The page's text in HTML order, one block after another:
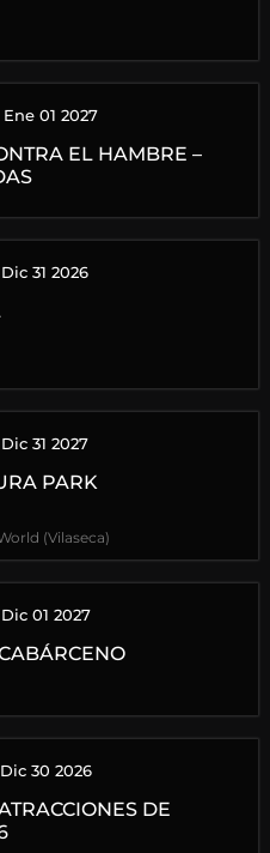
Ene 01 2027
EL HAMBRE –
31 2026
31 2027
PARK
(Vilaseca)
01 2027
30 2026
DE